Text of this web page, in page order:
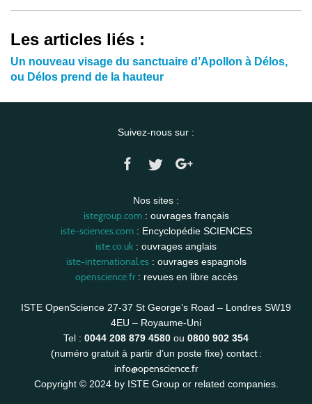
Les articles liés :
Un nouveau visage du sanctuaire d’Apollon à Délos,
ou Délos prend de la hauteur
Suivez-nous sur :
Nos sites :
istegroup.com: ouvrages français
iste-sciences.com: Encyclopédie SCIENCES
iste.co.uk : ouvrages anglais
iste-international.es: ouvrages espagnols
openscience.fr: revues en libre accès
ISTE OpenScience 27-37 St George’s Road – Londres SW19
4EU – Royaume-Uni
Tel : 0044 208 879 4580 ou 0800 902 354
(numéro gratuit à partir d’un poste fixe) contact :
info@openscience.fr
Copyright © 2024 by ISTE Group or related companies.